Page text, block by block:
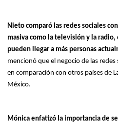
Nieto comparó las redes sociales
masiva como la televisión y la radio,
pueden llegar a más personas
mencionó que el negocio de las
en comparación con otros países de
México.
Mónica enfatizó la importancia de